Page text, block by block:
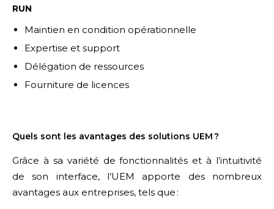
RUN
Maintien en condition opérationnelle
Expertise et support
Délégation de ressources
Fourniture de licences
Quels sont les avantages des solutions UEM ?
Grâce à sa variété de fonctionnalités et à l’intuitivité
de son interface, l’UEM apporte des nombreux
avantages aux entreprises, tels que :